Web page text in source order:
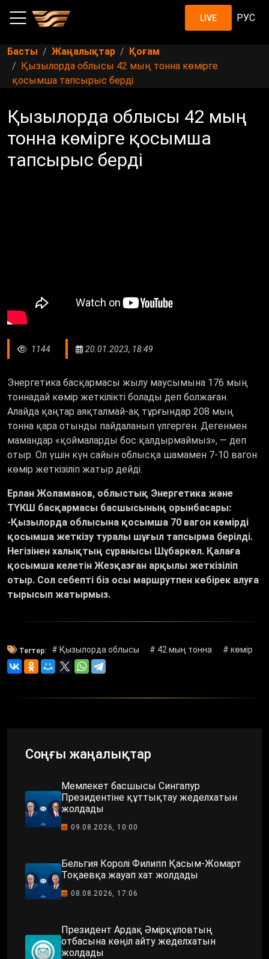
LIVE РУС
Басты Жаңалықтар
Қоғам
Қызылорда облысы 42 мың тонна көмірге
қосымша тапсырыс берді
Қызылорда облысы 42 мың
тонна көмірге қосымша
тапсырыс берді
1144 20.01.2023, 18:49
Энергетика басқармасы жылу маусымына 176 мың
тоннадай көмір жеткілікті болады деп болжаған.
Алайда қаңтар аяқталмай-ақ тұрғындар 208 мың
тонна қара отынды пайдаланып үлгерген. Дегенмен
мамандар «қоймаларды бос қалдырмаймыз», — деп
отыр. Ол үшін күн сайын облысқа шамамен 7-10 вагон
көмір жеткізіліп жатыр дейді.
Ерлан Жоламанов, облыстық Энергетика және
ТҮКШ басқармасы басшысының орынбасары:
-Қызылорда облысына қосымша 70 вагон көмірді
қосымша жеткізу туралы шұғыл тапсырма берілді.
Негізінен халықтың сұранысы Шұбаркөл. Қалаға
қосымша келетін Жезқазған арқылы жеткізіліп
отыр. Сол себепті біз осы маршрутпен көбірек алуға
тырысып жатырмыз.
Тегтер: # Қызылорда облысы # 42 мың тонна # көмір
Соңғы жаңалықтар
Мемлекет басшысы Сингапур
Президентіне құттықтау жеделхатын
жолдады
09.08.2026, 10:00
Бельгия Королі Филипп Қасым-Жомарт
Тоқаевқа жауап хат жолдады
08.08.2026, 17:06
Президент Ардақ Әмірқұловтың
отбасына көңіл айту жеделхатын
жолдады